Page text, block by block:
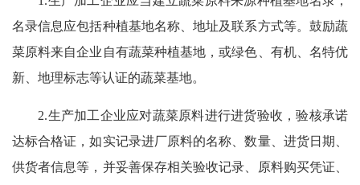
名录信息应包括种植基地名称、地址及联系方式等。鼓励蔬
菜原料来自企业自有蔬菜种植基地，或绿色、有机、名特优
新、地理标志等认证的蔬菜基地。
2.生产加工企业应对蔬菜原料进行进货验收，验核承诺
达标合格证，如实记录进厂原料的名称、数量、进货日期、
供货者信息等，并妥善保存相关验收记录、原料购买凭证、